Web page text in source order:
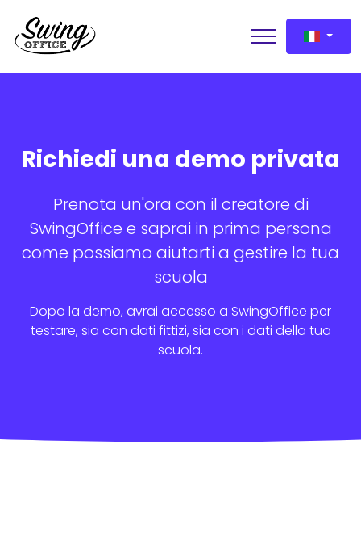
Richiedi una demo privata
Prenota un'ora con il creatore di
SwingOffice e saprai in prima persona
come possiamo aiutarti a gestire la tua
scuola
Dopo la demo, avrai accesso a SwingOffice per
testare, sia con dati fittizi, sia con i dati della tua
scuola.